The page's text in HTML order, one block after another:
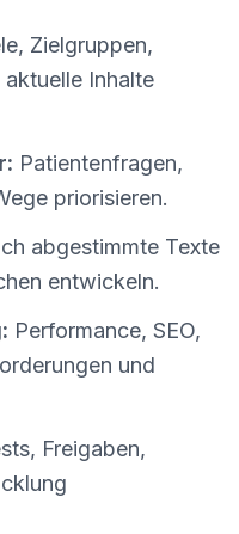
Zielgruppen,
Inhalte
Patientenfragen,
priorisieren.
abgestimmte Texte
entwickeln.
Performance, SEO,
und
Freigaben,